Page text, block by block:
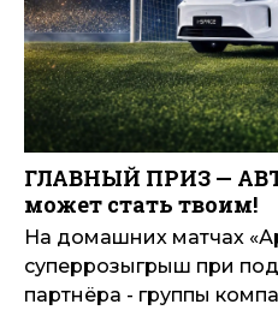
ГЛАВНЫЙ ПРИЗ —
может стать твоим!
На домашних матчах
суперрозыгрыш при
партнёра - группы